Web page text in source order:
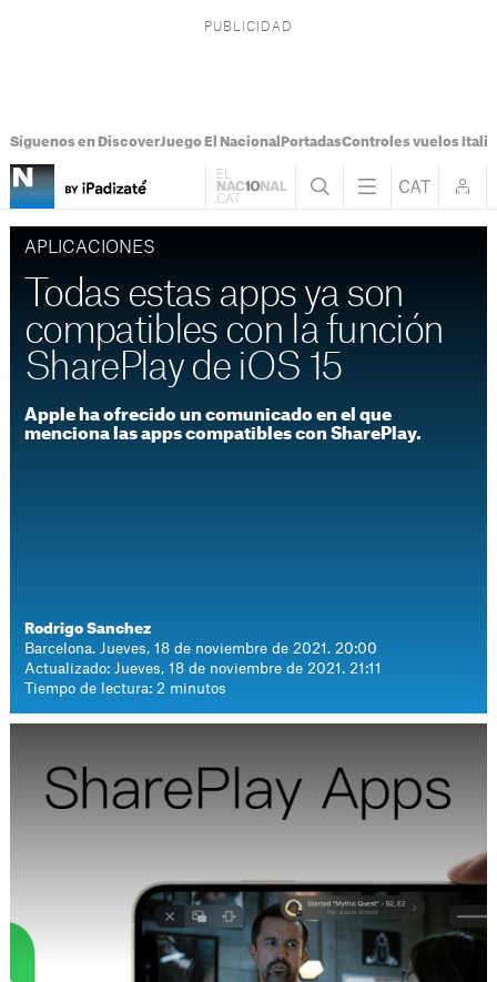
Síguenos en DiscoverJuego El Nacional PortadasControles vuelos Italia
APLICACIONES
Todas estas apps ya son
compatibles con la función
SharePlay de iOS 15
Apple ha ofrecido un comunicado en el que
menciona las apps compatibles con SharePlay.
Rodrigo Sanchez
Barcelona. Jueves, 18 de noviembre de 2021. 20:00
Actualizado: Jueves, 18 de noviembre de 2021. 21:11
Tiempo de lectura: 2 minutos